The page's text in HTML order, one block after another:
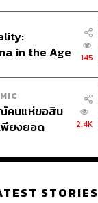
in the Age
145
คนแห่ขอสิน
พียงยอด
2.4K
STORIES